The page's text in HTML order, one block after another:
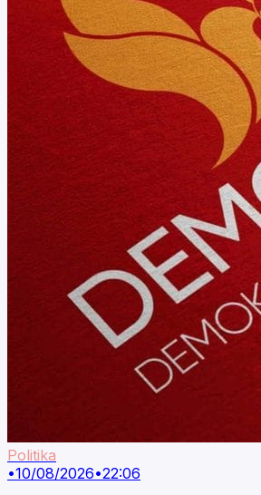
Politika
•10/08/2026•22:06